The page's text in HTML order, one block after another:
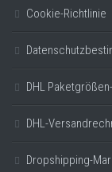
Cookie-Richtlinie
DHL
DHL-
Dropshipping-